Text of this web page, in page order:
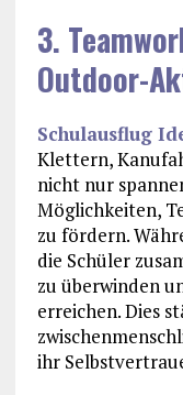
3.
Outdoor-
Schulausflug
Klettern,
nicht nur
Möglichkeiten,
zu fördern.
die Schüler
zu überwinden
erreichen. Dies
ihr